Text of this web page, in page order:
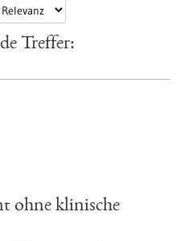
Treffer:
ohne klinische